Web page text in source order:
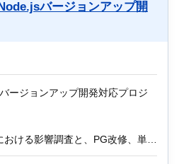
バージョンアップ開
バージョンアップ開発対応プロジ
ける影響調査と、PG改修、単体
ムテスト、運用保守を行って頂